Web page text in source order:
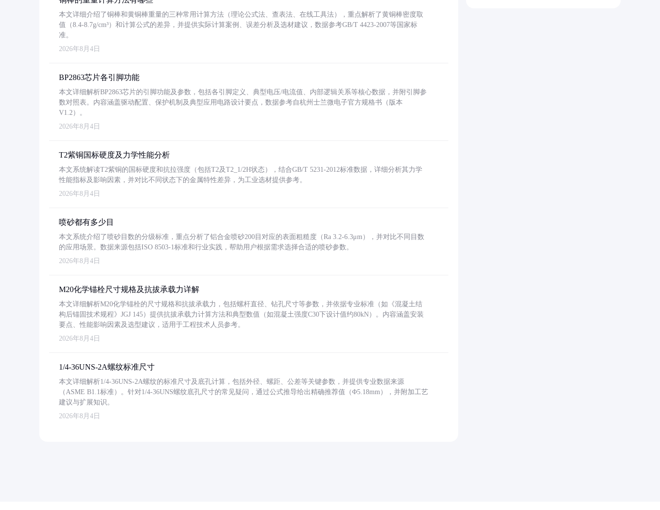
本文详细介绍了铜棒和黄铜棒重量的三种常用计算方法（理论公式法、查表法、在线工具法），重点解析了黄铜棒密度取
值（8.4-8.7g/cm³）和计算公式的差异，并提供实际计算案例、误差分析及选材建议，数据参考GB/T 4423-2007等国家标
准。
2026年8月4日
BP2863芯片各引脚功能
本文详细解析BP2863芯片的引脚功能及参数，包括各引脚定义、典型电压/电流值、内部逻辑关系等核心数据，并附引脚参
数对照表。内容涵盖驱动配置、保护机制及典型应用电路设计要点，数据参考自杭州士兰微电子官方规格书（版本
V1.2）。
2026年8月4日
T2紫铜国标硬度及力学性能分析
本文系统解读T2紫铜的国标硬度和抗拉强度（包括T2及T2_1/2H状态），结合GB/T 5231-2012标准数据，详细分析其力学
性能指标及影响因素，并对比不同状态下的金属特性差异，为工业选材提供参考。
2026年8月4日
喷砂都有多少目
本文系统介绍了喷砂目数的分级标准，重点分析了铝合金喷砂200目对应的表面粗糙度（Ra 3.2-6.3μm），并对比不同目数
的应用场景。数据来源包括ISO 8503-1标准和行业实践，帮助用户根据需求选择合适的喷砂参数。
2026年8月4日
M20化学锚栓尺寸规格及抗拔承载力详解
本文详细解析M20化学锚栓的尺寸规格和抗拔承载力，包括螺杆直径、钻孔尺寸等参数，并依据专业标准（如《混凝土结
构后锚固技术规程》JGJ 145）提供抗拔承载力计算方法和典型数值（如混凝土强度C30下设计值约80kN）。内容涵盖安装
要点、性能影响因素及选型建议，适用于工程技术人员参考。
2026年8月4日
1/4-36UNS-2A螺纹标准尺寸
本文详细解析1/4-36UNS-2A螺纹的标准尺寸及底孔计算，包括外径、螺距、公差等关键参数，并提供专业数据来源
（ASME B1.1标准）。针对1/4-36UNS螺纹底孔尺寸的常见疑问，通过公式推导给出精确推荐值（Φ5.18mm），并附加工艺
建议与扩展知识。
2026年8月4日